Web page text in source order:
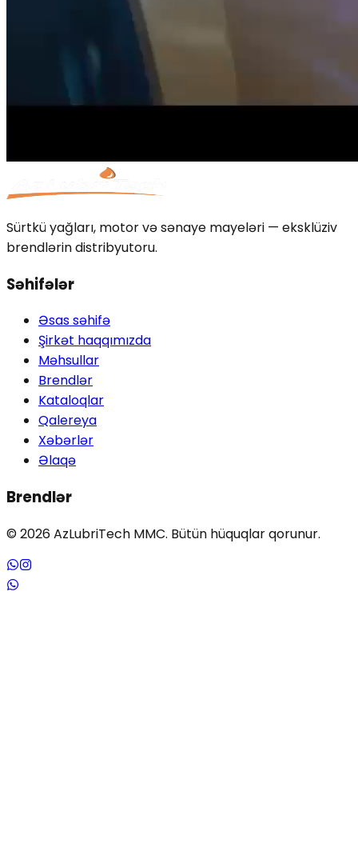
Sürtkü yağları, motor və sənaye mayeləri — eksklüziv
brendlərin distribyutoru.
Səhifələr
Əsas səhifə
Şirkət haqqımızda
Məhsullar
Brendlər
Kataloqlar
Qalereya
Xəbərlər
Əlaqə
Brendlər
© 2026AzLubriTech MMC. Bütün hüquqlar qorunur.